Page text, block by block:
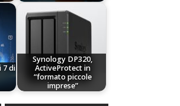
7 di
Synology DP320,
ActiveProtect in
“formato piccole
imprese”